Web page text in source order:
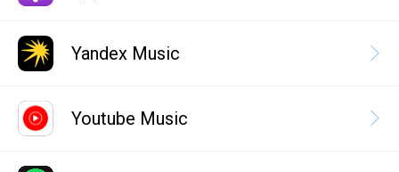
Yandex Music
Youtube Music